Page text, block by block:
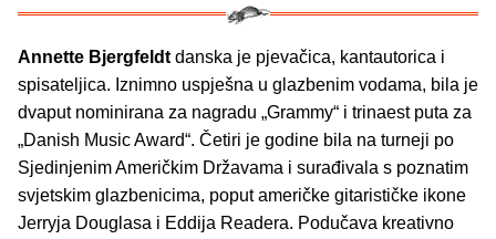
Annette Bjergfeldt danska je pjevačica, kantautorica i
spisateljica. Iznimno uspješna u glazbenim vodama, bila je
dvaput nominirana za nagradu „Grammy“ i trinaest puta za
„Danish Music Award“. Četiri je godine bila na turneji po
Sjedinjenim Američkim Državama i surađivala s poznatim
svjetskim glazbenicima, poput američke gitarističke ikone
Jerryja Douglasa i Eddija Readera. Podučava kreativno